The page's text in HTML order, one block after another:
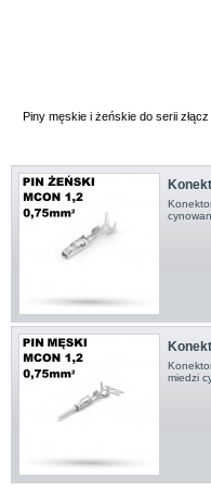
Piny męskie i żeńskie do serii
miedzi